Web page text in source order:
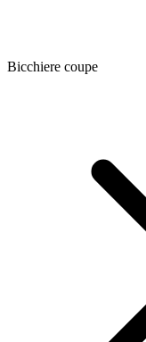
Bicchiere coupe